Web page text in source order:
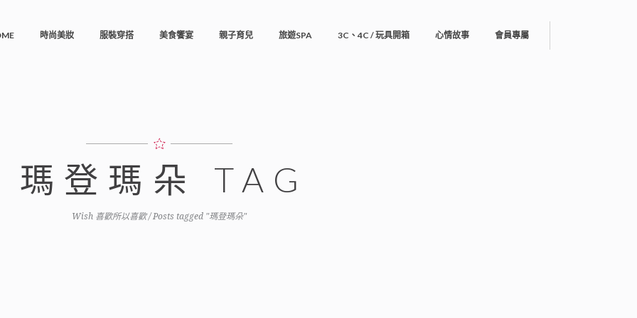
時尚美妝 服裝穿搭 美食饗宴 親子育兒 旅遊SPA 3C、4C / 玩具開箱 心情故事 會員專屬
瑪登瑪朵 TAG
Wish 喜歡所以喜歡/Posts tagged "瑪登瑪朵"